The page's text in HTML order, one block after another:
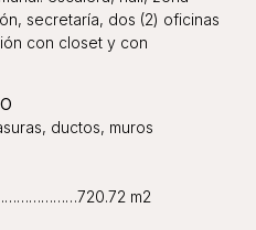
secretaría, dos (2) oficinas
con closet y con
ductos, muros
m2